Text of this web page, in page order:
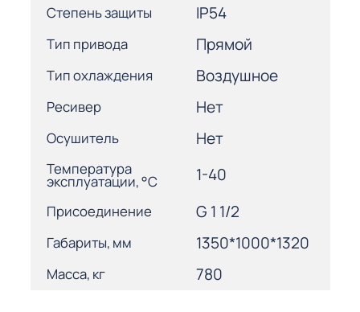
Степень защиты IP54
Тип привода Прямой
Тип охлаждения Воздушное
Ресивер Нет
Осушитель Нет
Температура
эксплуатации, °С 1-40
Присоединение G 1 1/2
Габариты, мм 1350*1000*1320
Масса, кг 780